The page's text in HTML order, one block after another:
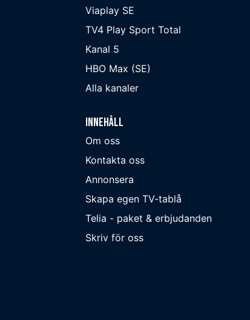
Viaplay SE
TV4 Play Sport Total
Kanal 5
HBO Max (SE)
Alla kanaler
Innehåll
Om oss
Kontakta oss
Annonsera
Skapa egen TV-tablå
Telia - paket & erbjudanden
Skriv för oss